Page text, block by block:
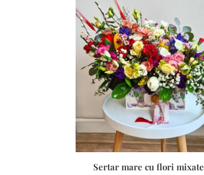
Sertar mare cu flori mixate